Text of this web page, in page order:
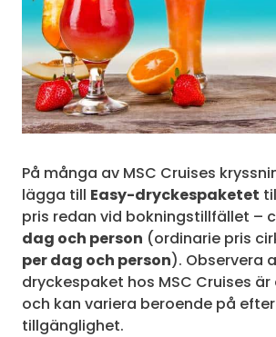
På många av MSC Cruises
lägga till Easy-dryckespaketet
pris redan vid bokningstillfället –
dag och person (ordinarie pris
per dag och person). Observera
dryckespaket hos MSC Cruises
och kan variera beroende på
tillgänglighet.